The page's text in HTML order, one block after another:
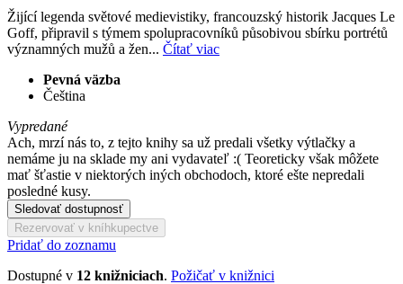
Žijící legenda světové medievistiky, francouzský historik Jacques Le
Goff, připravil s týmem spolupracovníků působivou sbírku portrétů
významných mužů a žen... Čítať viac
Pevná väzba
Čeština
Vypredané
Ach, mrzí nás to, z tejto knihy sa už predali všetky výtlačky a
nemáme ju na sklade my ani vydavateľ :( Teoreticky však môžete
mať šťastie v niektorých iných obchodoch, ktoré ešte nepredali
posledné kusy.
Sledovať dostupnosť
Rezervovať v kníhkupectve
Pridať do zoznamu
Dostupné v 12 knižniciach. Požičať v knižnici